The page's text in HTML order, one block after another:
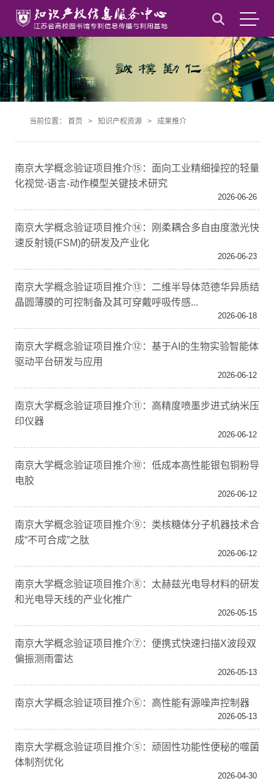
当前位置： 首页 > 知识产权资源 > 成果推介
南京大学概念验证项目推介⑮：面向工业精细操控的轻量
化视觉-语言-动作模型关键技术研究
2026-06-26
南京大学概念验证项目推介⑭：刚柔耦合多自由度激光快
速反射镜(FSM)的研发及产业化
2026-06-23
南京大学概念验证项目推介⑬：二维半导体范德华异质结
晶圆薄膜的可控制备及其可穿戴呼吸传感...
2026-06-18
南京大学概念验证项目推介⑫：基于AI的生物实验智能体
驱动平台研发与应用
2026-06-12
南京大学概念验证项目推介⑪：高精度喷墨步进式纳米压
印仪器
2026-06-12
南京大学概念验证项目推介⑩：低成本高性能银包铜粉导
电胶
2026-06-12
南京大学概念验证项目推介⑨：类核糖体分子机器技术合
成“不可合成”之肽
2026-06-12
南京大学概念验证项目推介⑧：太赫兹光电导材料的研发
和光电导天线的产业化推广
2026-05-15
南京大学概念验证项目推介⑦：便携式快速扫描X波段双
偏振测雨雷达
2026-05-13
南京大学概念验证项目推介⑥：高性能有源噪声控制器
2026-05-13
南京大学概念验证项目推介⑤：顽固性功能性便秘的噬菌
体制剂优化
2026-04-30